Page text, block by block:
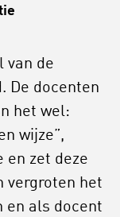
van de
De docenten
het wel:
wijze”,
en zet deze
vergroten het
en als docent